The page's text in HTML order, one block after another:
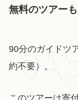
無料のツアーも
90分のガイドツ
約不要）。
このツアーは寄